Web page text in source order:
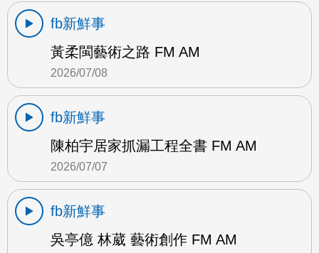
fb新鮮事
黃柔閩藝術之路 FM AM
2026/07/08
fb新鮮事
陳柏宇居家抓漏工程全書 FM AM
2026/07/07
fb新鮮事
吳亭億 林葳 藝術創作 FM AM